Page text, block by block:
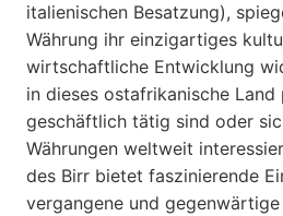
italienischen Besatzung),
Währung ihr einzigartiges
wirtschaftliche Entwicklung
in dieses ostafrikanische Land
geschäftlich tätig sind oder
Währungen weltweit
des Birr bietet faszinierende
vergangene und gegenwärtige